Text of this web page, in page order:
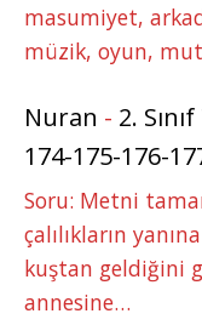
masumiyet,
müzik, oyun,
Nuran - 2.
174-175-176-
Soru: Metni
çalılıkların
kuştan geldiğini
annesine…